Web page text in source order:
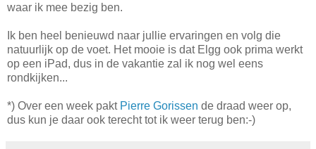
waar ik mee bezig ben.
Ik ben heel benieuwd naar jullie ervaringen en volg die
natuurlijk op de voet. Het mooie is dat Elgg ook prima werkt
op een iPad, dus in de vakantie zal ik nog wel eens
rondkijken...
*) Over een week pakt Pierre Gorissen de draad weer op,
dus kun je daar ook terecht tot ik weer terug ben:-)